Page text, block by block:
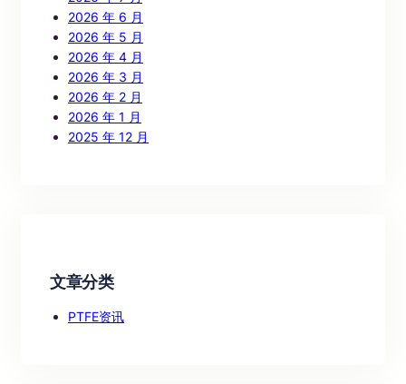
2026 年 6 月
2026 年 5 月
2026 年 4 月
2026 年 3 月
2026 年 2 月
2026 年 1 月
2025 年 12 月
文章分类
PTFE资讯